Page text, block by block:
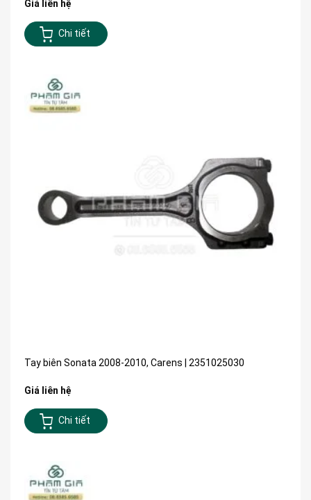
Giá liên hệ
Chi tiết
Tay biên Sonata 2008-2010, Carens | 2351025030
Giá liên hệ
Chi tiết